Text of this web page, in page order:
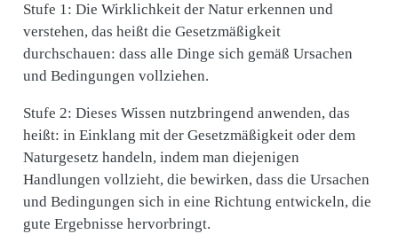
Stufe 1: Die Wirklichkeit der Natur erkennen und
verstehen, das heißt die Gesetzmäßigkeit
durchschauen: dass alle Dinge sich gemäß Ursachen
und Bedingungen vollziehen.
Stufe 2: Dieses Wissen nutzbringend anwenden, das
heißt: in Einklang mit der Gesetzmäßigkeit oder dem
Naturgesetz handeln, indem man diejenigen
Handlungen vollzieht, die bewirken, dass die Ursachen
und Bedingungen sich in eine Richtung entwickeln, die
gute Ergebnisse hervorbringt.